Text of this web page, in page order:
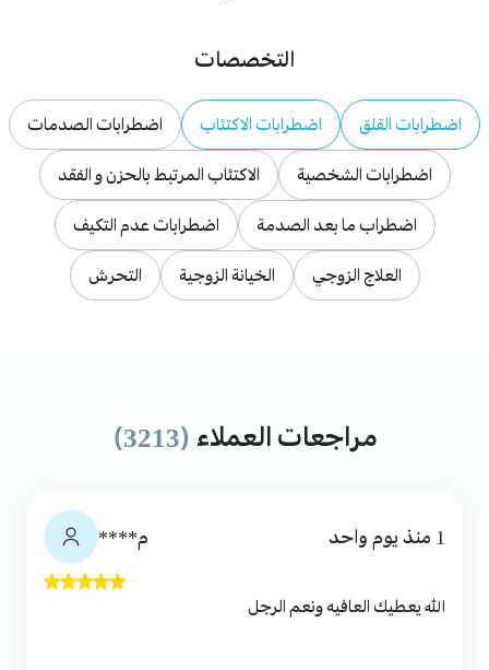
التخصصات
اضطرابات القلق اضطرابات الاكتئاب اضطرابات الصدمات
اضطرابات الشخصية الاكتئاب المرتبط بالحزن و الفقد
اضطراب ما بعد الصدمة اضطرابات عدم التكيف
العلاج الزوجي الخيانة الزوجية التحرش
مراجعات العملاء (3213)
م**** 1 منذ يوم واحد
الله يعطيك العافيه ونعم الرجل